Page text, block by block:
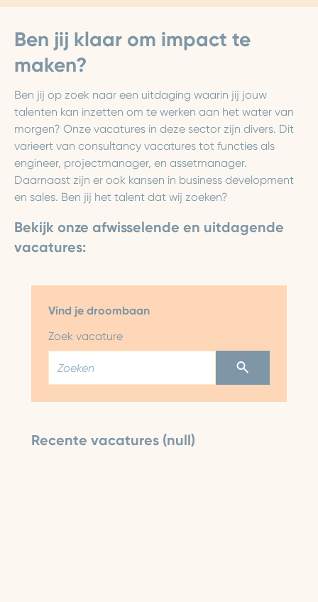
Ben jij klaar om impact te
maken?
Ben jij op zoek naar een uitdaging waarin jij jouw
talenten kan inzetten om te werken aan het water van
morgen? Onze vacatures in deze sector zijn divers. Dit
varieert van consultancy vacatures tot functies als
engineer, projectmanager, en assetmanager.
Daarnaast zijn er ook kansen in business development
en sales. Ben jij het talent dat wij zoeken?
Bekijk onze afwisselende en uitdagende
vacatures:
Vind je droombaan
Zoek vacature
Recente vacatures (null)